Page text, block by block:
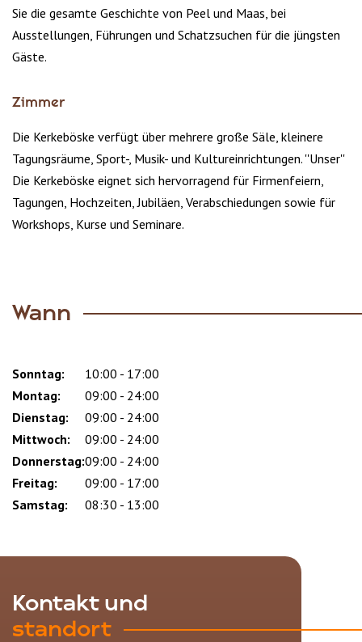
Sie die gesamte Geschichte von Peel und Maas, bei
Ausstellungen, Führungen und Schatzsuchen für die jüngsten
Gäste.
Zimmer
Die Kerkeböske verfügt über mehrere große Säle, kleinere
Tagungsräume, Sport-, Musik- und Kultureinrichtungen. ''Unser''
Die Kerkeböske eignet sich hervorragend für Firmenfeiern,
Tagungen, Hochzeiten, Jubiläen, Verabschiedungen sowie für
Workshops, Kurse und Seminare.
Wann
Day
Time
slot
Comment
Sonntag:
10:00 - 17:00
Montag:
09:00 - 24:00
Dienstag:
09:00 - 24:00
Mittwoch:
09:00 - 24:00
Donnerstag:09:00 - 24:00
Freitag:
09:00 - 17:00
Samstag:
08:30 - 13:00
Kontakt und
standort